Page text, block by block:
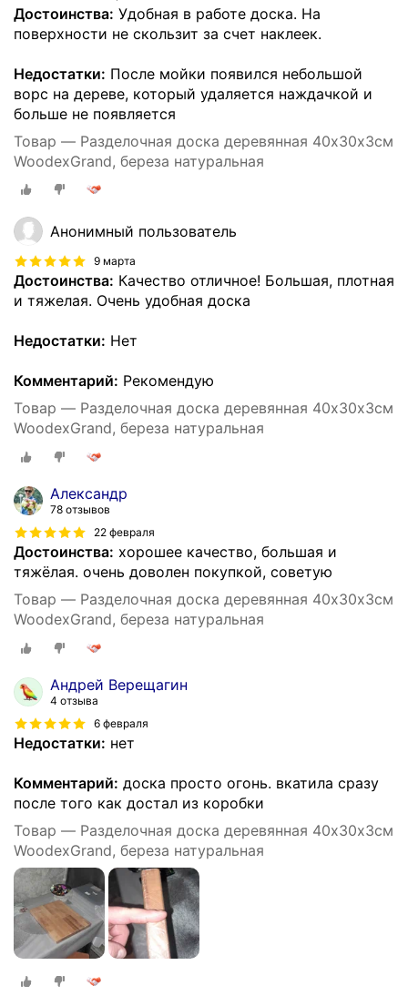
Достоинства: Удобная в работе доска. На
поверхности не скользит за счет наклеек.
Недостатки: После мойки появился небольшой
ворс на дереве, который удаляется наждачкой и
больше не появляется
Товар — Разделочная доска деревянная 40х30х3см
WoodexGrand, береза натуральная
Анонимный пользователь
9 марта
Достоинства: Качество отличное! Большая, плотная
и тяжелая. Очень удобная доска
Недостатки: Нет
Комментарий: Рекомендую
Товар — Разделочная доска деревянная 40х30х3см
WoodexGrand, береза натуральная
Александр
78 отзывов
22 февраля
Достоинства: хорошее качество, большая и
тяжёлая. очень доволен покупкой, советую
Товар — Разделочная доска деревянная 40х30х3см
WoodexGrand, береза натуральная
Андрей Верещагин
4 отзыва
6 февраля
Недостатки: нет
Комментарий: доска просто огонь. вкатила сразу
после того как достал из коробки
Товар — Разделочная доска деревянная 40х30х3см
WoodexGrand, береза натуральная